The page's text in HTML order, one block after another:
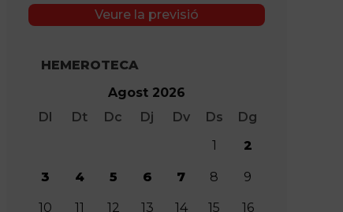
Veure la previsió
HEMEROTECA
Agost 2026
Dl
Dt Dc Dj Dv Ds
Dg
1
2
3 4 5 6 7 8 9
10 11 12 13 14 15
16